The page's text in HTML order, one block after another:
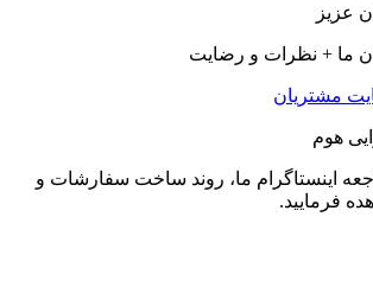
عزیز
ما + نظرات و رضایت
مشتريان
هوم
اینستاگرام ما، روند ساخت سفارشات و
فرمایید.